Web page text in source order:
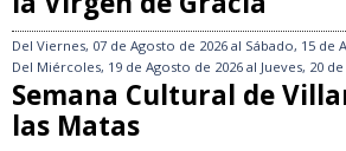
Del Viernes, 07 de Agosto de 2026 al Sábado, 15 de
Del Miércoles, 19 de Agosto de 2026 al Jueves, 20
Semana Cultural de
las Matas